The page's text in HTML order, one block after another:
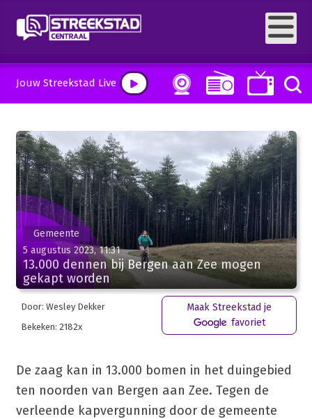
Jouw Streekstad Live
Gemeente
5 augustus 2023, 11:31
13.000 dennen bij Bergen aan Zee mogen
gekapt worden
Door: Wesley Dekker
Bekeken: 2182x
Maak Streekstad je
favoriet
De zaag kan in 13.000 bomen in het duingebied
ten noorden van Bergen aan Zee. Tegen de
verleende kapvergunning door de gemeente